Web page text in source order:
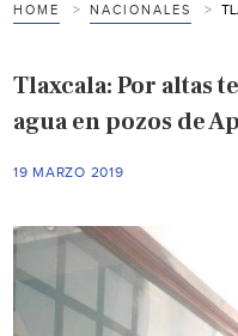
HOME NACIONALES
Tlaxcala: Por altas
agua en pozos de
19 MARZO 2019